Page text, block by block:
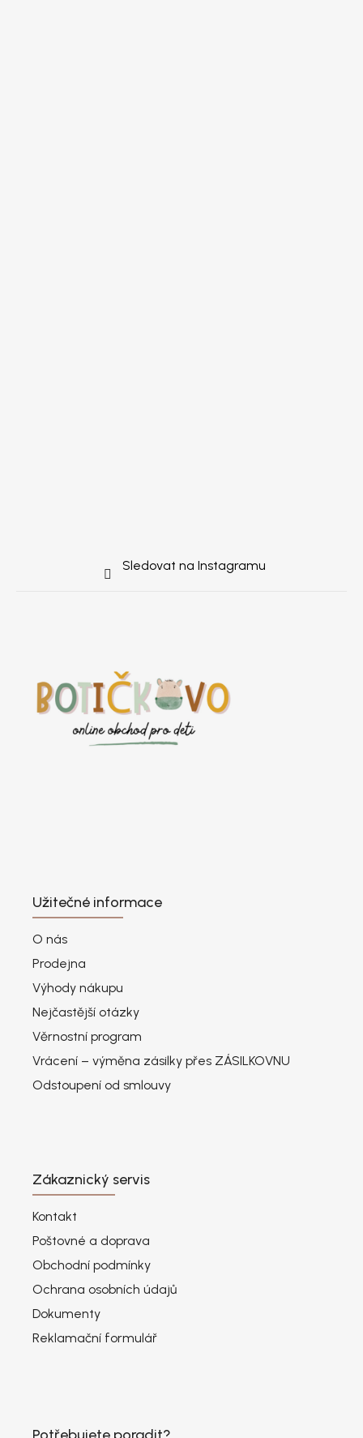
Sledovat na Instagramu
Užitečné informace
O nás
Prodejna
Výhody nákupu
Nejčastější otázky
Věrnostní program
Vrácení – výměna zásilky přes ZÁSILKOVNU
Odstoupení od smlouvy
Zákaznický servis
Kontakt
Poštovné a doprava
Obchodní podmínky
Ochrana osobních údajů
Dokumenty
Reklamační formulář
Potřebujete poradit?